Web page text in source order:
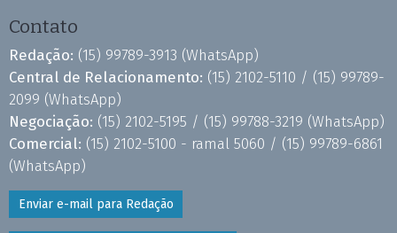
Contato
Redação: (15) 99789-3913 (WhatsApp)
Central de Relacionamento: (15) 2102-5110 / (15) 99789-
2099 (WhatsApp)
Negociação: (15) 2102-5195 / (15) 99788-3219 (WhatsApp)
Comercial: (15) 2102-5100 - ramal 5060 / (15) 99789-6861
(WhatsApp)
Enviar e-mail para Redação